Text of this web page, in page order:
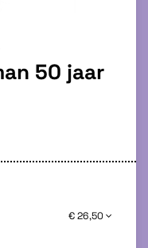
50 jaar
€ 26,50